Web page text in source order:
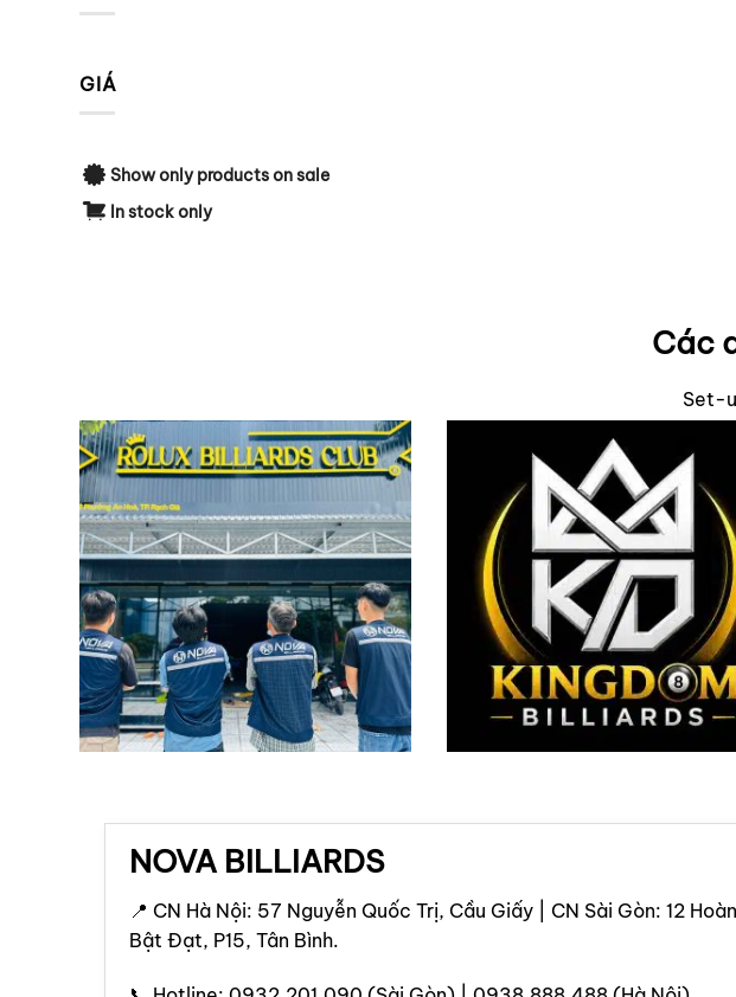
GIÁ
Show only products on sale
In stock only
Các
Set-
NOVA BILLIARDS
📍 CN Hà Nội: 57 Nguyễn Quốc Trị, Cầu Giấy | CN Sài Gòn: 12
Bật Đạt, P15, Tân Bình.